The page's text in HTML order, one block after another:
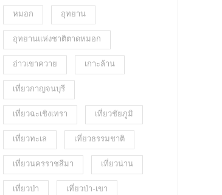
หมอก อุทยาน
อุทยานแห่งชาติตาดหมอก
อ่าวเขาควาย เกาะล้าน
เที่ยวกาญจนบุรี
เที่ยวฉะเชิงเทรา เที่ยวชัยภูมิ
เที่ยวทะเล เที่ยวธรรมชาติ
เที่ยวนครราชสีมา เที่ยวน่าน
เที่ยวป่า เที่ยวป่า-เขา